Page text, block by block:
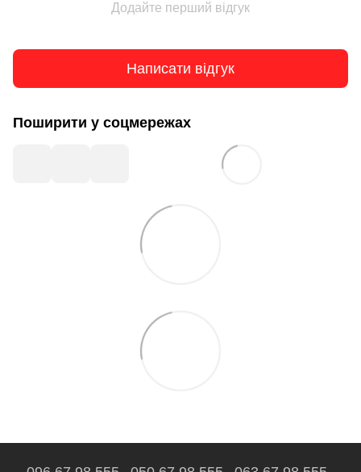
Додайте перший відгук
Написати відгук
Поширити у соцмережах